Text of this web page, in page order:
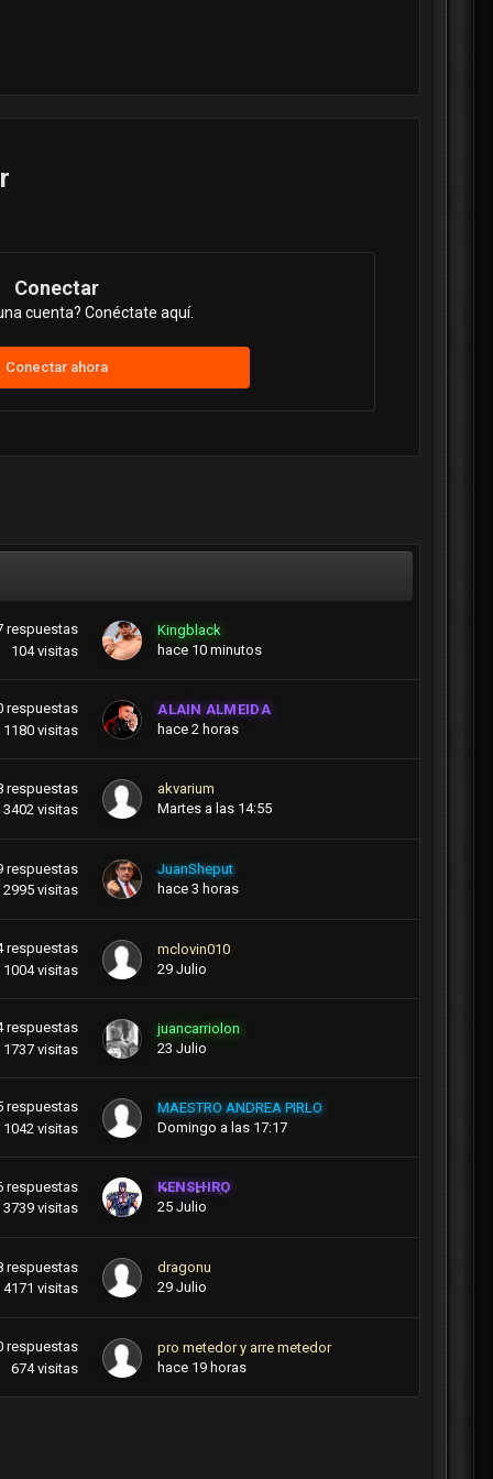
Conectar
cuenta? Conéctate aquí.
Conectar ahora
respuestas
104 visitas
Kingblack
hace 10 minutos
respuestas
1180 visitas
ALAIN ALMEIDA
hace 2 horas
respuestas
3402 visitas
akvarium
Martes a las 14:55
respuestas
2995 visitas
JuanSheput
hace 3 horas
respuestas
1004 visitas
mclovin010
29 Julio
respuestas
1737 visitas
juancarriolon
23 Julio
respuestas
1042 visitas
MAESTRO ANDREA PIRLO
Domingo a las 17:17
respuestas
3739 visitas
KENSHIRO
25 Julio
respuestas
4171 visitas
dragonu
29 Julio
respuestas
674 visitas
pro metedor y arre metedor
hace 19 horas